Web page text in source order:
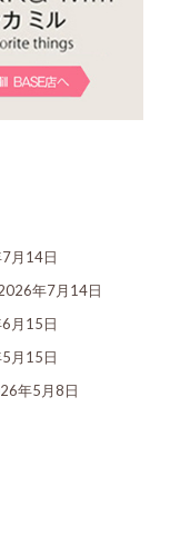
月14日
年7月14日
月15日
月15日
年5月8日